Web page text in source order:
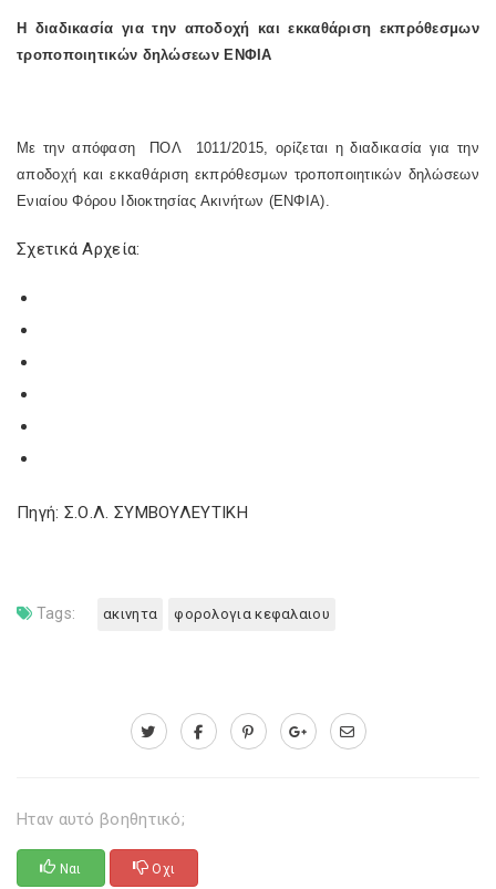
Η διαδικασία για την αποδοχή και εκκαθάριση εκπρόθεσμων
τροποποιητικών δηλώσεων ΕΝΦΙΑ
Με την απόφαση ΠΟΛ 1011/2015, ορίζεται η διαδικασία για την
αποδοχή και εκκαθάριση εκπρόθεσμων τροποποιητικών δηλώσεων
Ενιαίου Φόρου Ιδιοκτησίας Ακινήτων (ΕΝΦΙΑ).
Σχετικά Αρχεία:
Πηγή: Σ.Ο.Λ. ΣΥΜΒΟΥΛΕΥΤΙΚΗ
Tags: ακινητα φορολογια κεφαλαιου
Ηταν αυτό βοηθητικό;
Ναι Οχι